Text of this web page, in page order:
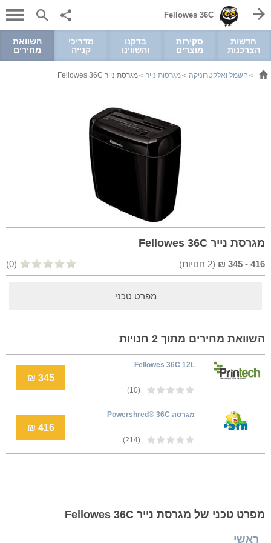
Fellowes 36C
חדשות
הצרכנות
סקירות
מוצרים
בדקנו
והשווינו
מדריכי
קנייה
השוואת
מחירים
> חשמל ואלקטרוניקה >מגרסות נייר >מגרסת נייר Fellowes 36C
מגרסת נייר Fellowes 36C
416
-
345
₪
(
2 חנויות) (0)
מפרט טכני
השוואת מחירים מתוך 2 חנויות
Fellowes 36C 12L
(10)
345 ₪
מגרסה Powershred® 36C
(214)
416 ₪
מפרט טכני של מגרסת נייר Fellowes 36C
ראשי